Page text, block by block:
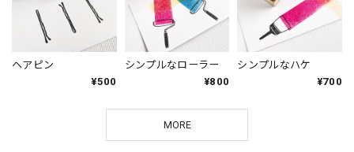
ヘアピン
¥500
シンプルなローラー
¥800
シンプルなハケ
¥700
MORE